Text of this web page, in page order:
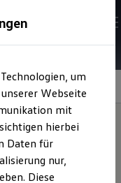
um
Webseite
mit
hierbei
Daten für
nur,
Diese